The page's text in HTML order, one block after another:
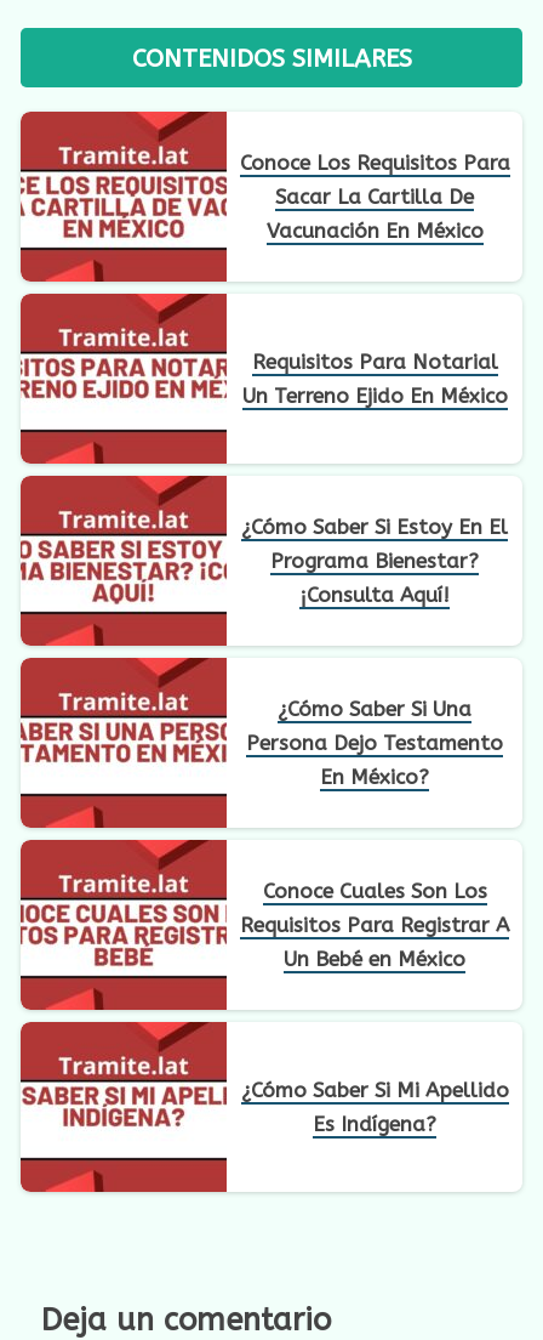
CONTENIDOS SIMILARES
Conoce Los Requisitos Para
Sacar La Cartilla De
Vacunación En México
Requisitos Para Notarial
Un Terreno Ejido En México
¿Cómo Saber Si Estoy En El
Programa Bienestar?
¡Consulta Aquí!
¿Cómo Saber Si Una
Persona Dejo Testamento
En México?
Conoce Cuales Son Los
Requisitos Para Registrar A
Un Bebé en México
¿Cómo Saber Si Mi Apellido
Es Indígena?
Deja un comentario